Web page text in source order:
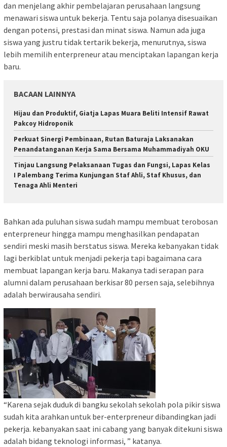
dan menjelang akhir pembelajaran perusahaan langsung
menawari siswa untuk bekerja. Tentu saja polanya disesuaikan
dengan potensi, prestasi dan minat siswa. Namun ada juga
siswa yang justru tidak tertarik bekerja, menurutnya, siswa
lebih memilih enterpreneur atau menciptakan lapangan kerja
baru.
BACAAN LAINNYA
Hijau dan Produktif, Giatja Lapas Muara Beliti Intensif Rawat
Pakcoy Hidroponik
Perkuat Sinergi Pembinaan, Rutan Baturaja Laksanakan
Penandatanganan Kerja Sama Bersama Muhammadiyah OKU
Tinjau Langsung Pelaksanaan Tugas dan Fungsi, Lapas Kelas
I Palembang Terima Kunjungan Staf Ahli, Staf Khusus, dan
Tenaga Ahli Menteri
Bahkan ada puluhan siswa sudah mampu membuat terobosan
enterpreneur hingga mampu menghasilkan pendapatan
sendiri meski masih berstatus siswa. Mereka kebanyakan tidak
lagi berkiblat untuk menjadi pekerja tapi bagaimana cara
membuat lapangan kerja baru. Makanya tadi serapan para
alumni dalam perusahaan berkisar 80 persen saja, selebihnya
adalah berwirausaha sendiri.
“Karena sejak duduk di bangku sekolah sekolah pola pikir siswa
sudah kita arahkan untuk ber-enterpreneur dibandingkan jadi
pekerja. kebanyakan saat ini cabang yang banyak ditekuni siswa
adalah bidang teknologi informasi, ” katanya.